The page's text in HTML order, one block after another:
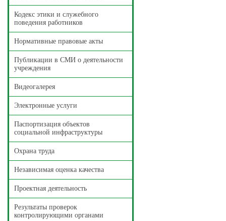
Кодекс этики и служебного
поведения работников
Нормативные правовые акты
Публикации в СМИ о деятельности
учреждения
Видеогалерея
Электронные услуги
Паспортизация объектов
социальной инфраструктуры
Охрана труда
Независимая оценка качества
Проектная деятельность
Результаты проверок
контролирующими органами